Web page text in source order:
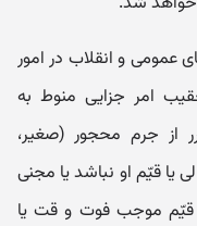
های عمومی و انقلاب در امور
که تعقیب امر جزایی منوط به
جرم محجور (صغیر،
یا قیّم او نباشد یا مجنی
قیّم موجب فوت و قت یا